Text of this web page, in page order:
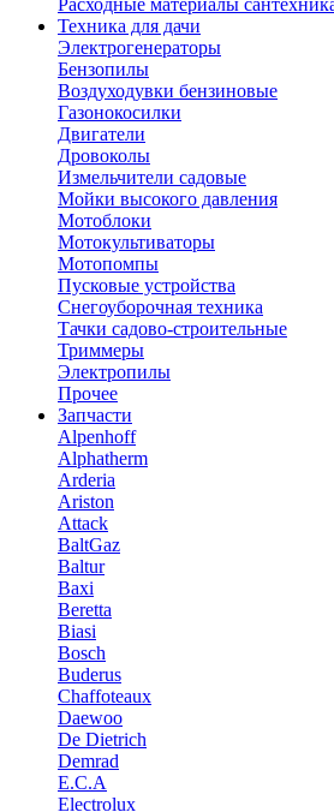
Расходные материалы
Техника для дачи
Электрогенераторы
Бензопилы
Воздуходувки бензиновые
Газонокосилки
Двигатели
Дровоколы
Измельчители садовые
Мойки высокого давления
Мотоблоки
Мотокультиваторы
Мотопомпы
Пусковые устройства
Снегоуборочная техника
Тачки садово-строительные
Триммеры
Электропилы
Прочее
Запчасти
Alpenhoff
Alphatherm
Arderia
Ariston
Attack
BaltGaz
Baltur
Baxi
Beretta
Biasi
Bosch
Buderus
Chaffoteaux
Daewoo
De Dietrich
Demrad
E.C.A
Electrolux